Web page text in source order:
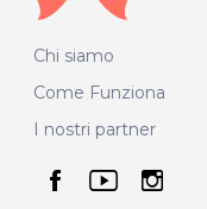
Chi siamo
Come Funziona
I nostri partner
seguici su